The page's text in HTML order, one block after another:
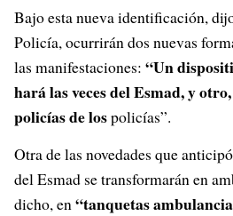
Bajo esta nueva identificación,
Policía, ocurrirán dos nuevas
las manifestaciones: “Un
hará las veces del Esmad, y
policías de lospolicías”.
Otra de las novedades que
del Esmad se transformarán en
dicho, en“tanquetas